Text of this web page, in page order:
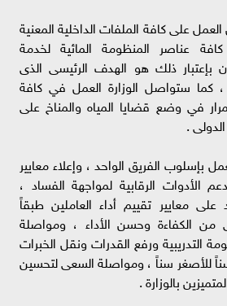
على كافة الملفات الداخلية المعنية
كافة عناصر المنظومة المائية لخدمة
بإعتبار ذلك هو الهدف الرئيسى الذى
، كما ستواصل الوزارة العمل في كافة
في وضع قضايا المياه والمناخ على
.
بإسلوب الفريق الواحد ، وإعلاء معايير
الأدوات الرقابية لمواجهة الفساد ،
على معايير تقييم أداء العاملين طبقاً
الكفاءة وحسن الأداء ، ومواصلة
التدريبية ورفع القدرات ونقل الخبرات
للأصغر سناً ، ومواصلة السعى لتحسين
بالوزارة .